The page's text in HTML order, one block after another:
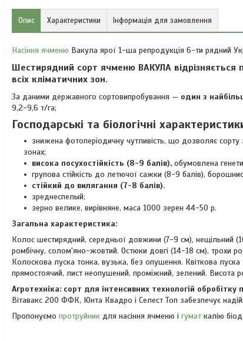
Опис Характеристики Інформація для замовлення
Насіння ячменю Вакула ярої 1-ша репродукція 6-ти рядний
Шестирядний сорт ячменю ВАКУЛА
всіх кліматичних зон.
За даними державного сортовипробування — один з
9,2-9,6 т/га;
Господарські та біологічні
знижена фотоперіодичну чутливість, що дозволяє сорту
зонах;
висока посухостійкість (8-9 балів), обумовлена
групова стійкість до летючої сажки (8-9 балів),
стійкий до вилягання (7-8 балів).
зреднеспелый;
зерно велике, вирівняне, маса 1000 зерен 44-50 р.
Загальна характеристика:
Колос шестирядний, середньої довжини (7-9 см), нещільний
ромбічну, солом'яно-жовтий. Остюки довгі (14-18 см), трохи
Колоскова луска тонка, вузька, без опушення. Квіткова
прямостоячий, лист неопушений, проміжний, зелений. Висота
Агротехніка: сорт для інтенсивних технологій
Вітавакс 200 ФФК, Юнта Квадро і Селест Топ забезпечує
Пропонуємо протруйник для насіння ячменю і гуматкалію